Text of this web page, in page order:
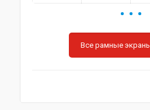
Все рамные